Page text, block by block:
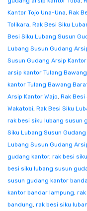
Kantor Tojo Una-Una, Rak
Tolikara, Rak Besi Siku
Besi Siku Lubang Susun
Lubang Susun Gudang
Susun Gudang Arsip Kantor
arsip kantor Tulang Bawang
kantor Tulang Bawang
Arsip Kantor Wajo, Rak
Wakatobi, Rak Besi Siku
rak besi siku lubang susun
Siku Lubang Susun
Lubang Susun Gudang
gudang kantor, rak besi
besi siku lubang susun
susun gudang kantor
kantor bandar lampung,
bandung, rak besi siku